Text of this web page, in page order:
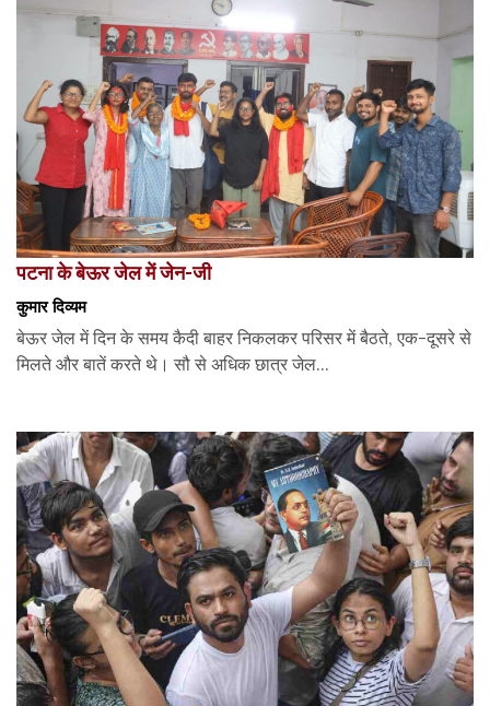
पटना के बेऊर जेल में जेन-जी
कुमार दिव्यम
बेऊर जेल में दिन के समय कैदी बाहर निकलकर परिसर में बैठते, एक-दूसरे से
मिलते और बातें करते थे। सौ से अधिक छात्र जेल...